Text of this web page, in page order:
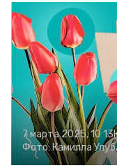
7 марта 2025, 10:13
Фото:Камилла